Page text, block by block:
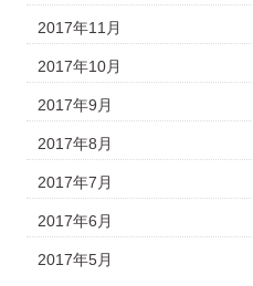
2017年11月
2017年10月
2017年9月
2017年8月
2017年7月
2017年6月
2017年5月